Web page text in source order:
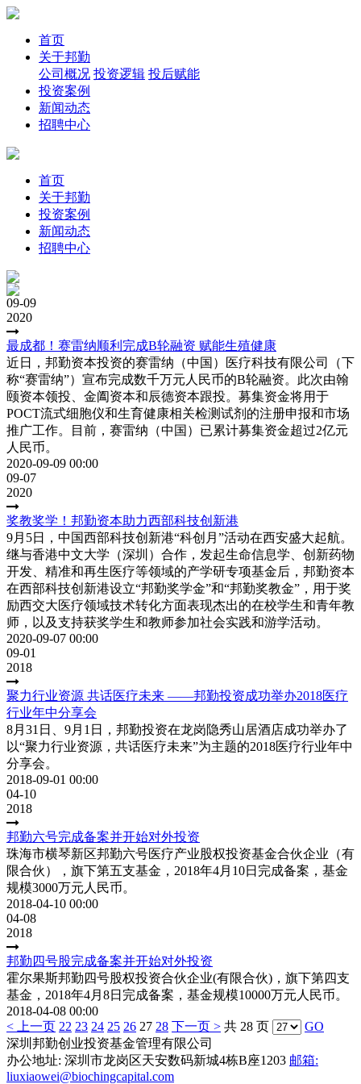
首页
关于邦勤
公司概况 投资逻辑 投后赋能
投资案例
新闻动态
招聘中心
首页
关于邦勤
投资案例
新闻动态
招聘中心
09-09
2020
最成都！赛雷纳顺利完成B轮融资 赋能生殖健康
近日，邦勤资本投资的赛雷纳（中国）医疗科技有限公司（下
称“赛雷纳”）宣布完成数千万元人民币的B轮融资。此次由翰
颐资本领投、金阖资本和辰德资本跟投。募集资金将用于
POCT流式细胞仪和生育健康相关检测试剂的注册申报和市场
推广工作。目前，赛雷纳（中国）已累计募集资金超过2亿元
人民币。
2020-09-09 00:00
09-07
2020
奖教奖学！邦勤资本助力西部科技创新港
9月5日，中国西部科技创新港“科创月”活动在西安盛大起航。
继与香港中文大学（深圳）合作，发起生命信息学、创新药物
开发、精准和再生医疗等领域的产学研专项基金后，邦勤资本
在西部科技创新港设立“邦勤奖学金”和“邦勤奖教金”，用于奖
励西交大医疗领域技术转化方面表现杰出的在校学生和青年教
师，以及支持获奖学生和教师参加社会实践和游学活动。
2020-09-07 00:00
09-01
2018
聚力行业资源 共话医疗未来 ——邦勤投资成功举办2018医疗
行业年中分享会
8月31日、9月1日，邦勤投资在龙岗隐秀山居酒店成功举办了
以“聚力行业资源，共话医疗未来”为主题的2018医疗行业年中
分享会。
2018-09-01 00:00
04-10
2018
邦勤六号完成备案并开始对外投资
珠海市横琴新区邦勤六号医疗产业股权投资基金合伙企业（有
限合伙），旗下第五支基金，2018年4月10日完成备案，基金
规模3000万元人民币。
2018-04-10 00:00
04-08
2018
邦勤四号股完成备案并开始对外投资
霍尔果斯邦勤四号股权投资合伙企业(有限合伙)，旗下第四支
基金，2018年4月8日完成备案，基金规模10000万元人民币。
2018-04-08 00:00
< 上一页 22 23 24 25 26 27 28 下一页 > 共 28 页
GO
深圳邦勤创业投资基金管理有限公司
办公地址: 深圳市龙岗区天安数码新城4栋B座1203 邮箱:
liuxiaowei@biochingcapital.com